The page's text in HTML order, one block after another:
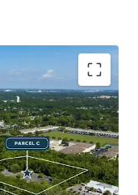
of buildings,
pre-existing roll-
asset individually